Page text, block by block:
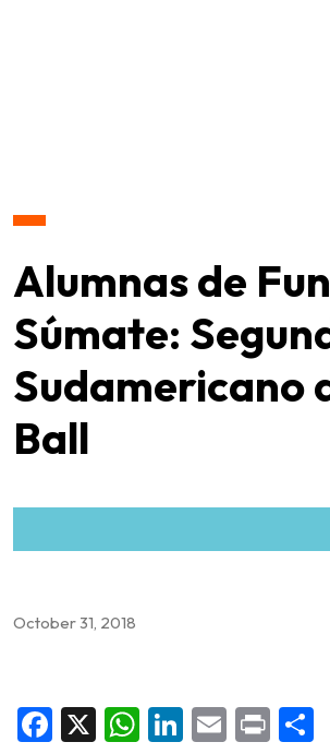
Alumnas de
Súmate:
Sudamericano
Ball
October 31, 2018
Facebook
X WhatsApp
LinkedIn
Email
Print